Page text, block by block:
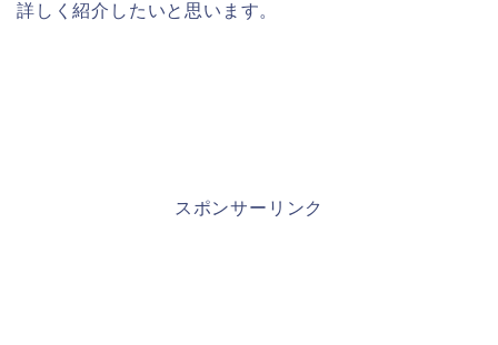
詳しく紹介したいと思います。
スポンサーリンク